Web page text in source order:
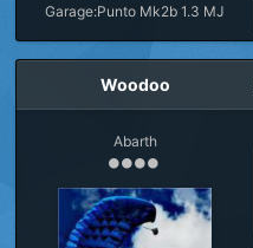
Garage:Punto Mk2b 1.3 MJ
Woodoo
Abarth